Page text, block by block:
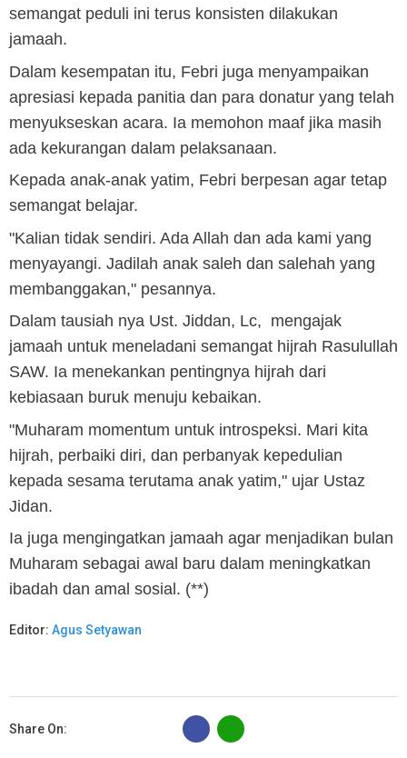
semangat peduli ini terus konsisten dilakukan
jamaah.
Dalam kesempatan itu, Febri juga menyampaikan
apresiasi kepada panitia dan para donatur yang telah
menyukseskan acara. Ia memohon maaf jika masih
ada kekurangan dalam pelaksanaan.
Kepada anak-anak yatim, Febri berpesan agar tetap
semangat belajar.
"Kalian tidak sendiri. Ada Allah dan ada kami yang
menyayangi. Jadilah anak saleh dan salehah yang
membanggakan," pesannya.
Dalam tausiah nya Ust. Jiddan, Lc, mengajak
jamaah untuk meneladani semangat hijrah Rasulullah
SAW. Ia menekankan pentingnya hijrah dari
kebiasaan buruk menuju kebaikan.
"Muharam momentum untuk introspeksi. Mari kita
hijrah, perbaiki diri, dan perbanyak kepedulian
kepada sesama terutama anak yatim," ujar Ustaz
Jidan.
Ia juga mengingatkan jamaah agar menjadikan bulan
Muharam sebagai awal baru dalam meningkatkan
ibadah dan amal sosial. (**)
Editor: Agus Setyawan
Share On:
B